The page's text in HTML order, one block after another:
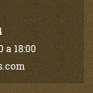
18:00